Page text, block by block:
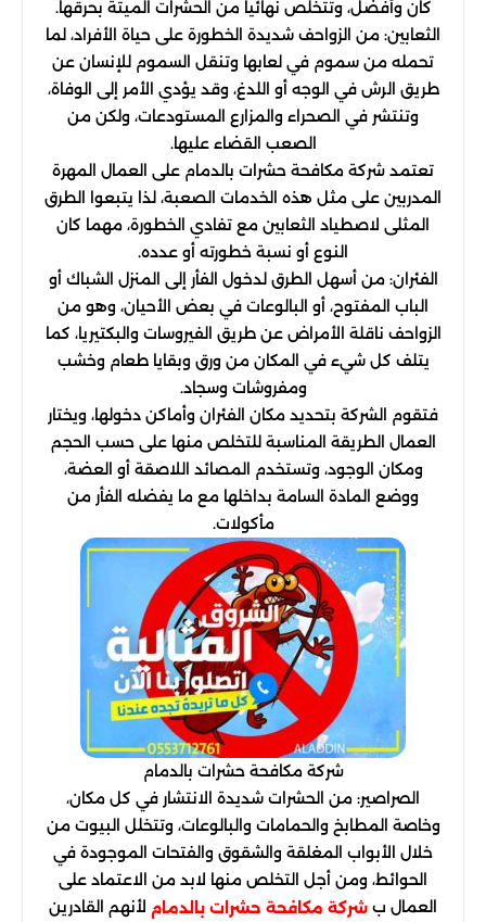
كان وأفضل، وتتخلص نهائيا من الحشرات الميتة بحرقها.
الثعابين: من الزواحف شديدة الخطورة على حياة الأفراد، لما
تحمله من سموم في لعابها وتنقل السموم للإنسان عن
طريق الرش في الوجه أو اللدغ، وقد يؤدي الأمر إلى الوفاة،
وتنتشر في الصحراء والمزارع المستودعات، ولكن من
الصعب القضاء عليها.
تعتمد شركة مكافحة حشرات بالدمام على العمال المهرة
المدربين على مثل هذه الخدمات الصعبة، لذا يتبعوا الطرق
المثلى لاصطياد الثعابين مع تفادي الخطورة، مهما كان
النوع أو نسبة خطورته أو عدده.
الفئران: من أسهل الطرق لدخول الفأر إلى المنزل الشباك أو
الباب المفتوح، أو البالوعات في بعض الأحيان، وهو من
الزواحف ناقلة الأمراض عن طريق الفيروسات والبكتيريا، كما
يتلف كل شيء في المكان من ورق وبقايا طعام وخشب
ومفروشات وسجاد.
فتقوم الشركة بتحديد مكان الفئران وأماكن دخولها، ويختار
العمال الطريقة المناسبة للتخلص منها على حسب الحجم
ومكان الوجود، وتستخدم المصائد اللاصقة أو العضة،
ووضع المادة السامة بداخلها مع ما يفضله الفأر من
مأكولات.
شركة مكافحة حشرات بالدمام
الصراصير: من الحشرات شديدة الانتشار في كل مكان،
وخاصة المطابخ والحمامات والبالوعات، وتتخلل البيوت من
خلال الأبواب المغلقة والشقوق والفتحات الموجودة في
الحوائط، ومن أجل التخلص منها لابد من الاعتماد على
العمال ب شركة مكافحة حشرات بالدمام لأنهم القادرين